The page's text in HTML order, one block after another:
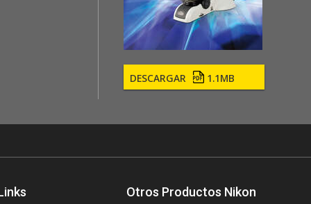
DESCARGAR 1.1MB
Otros Productos Nikon